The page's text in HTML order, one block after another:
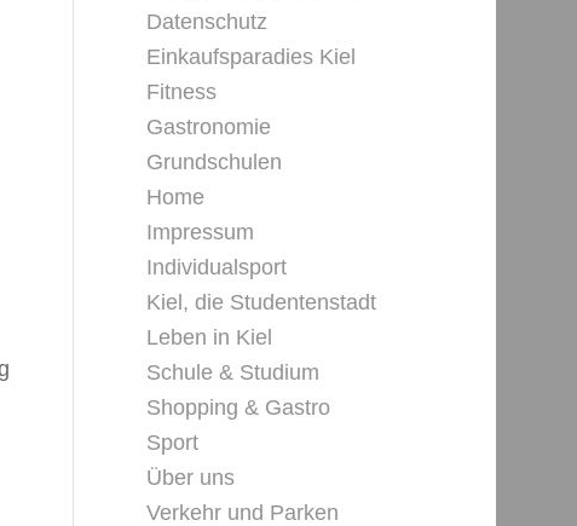
Datenschutz
Einkaufsparadies Kiel
Fitness
Gastronomie
Grundschulen
Home
Impressum
Individualsport
Kiel, die Studentenstadt
Leben in Kiel
Schule & Studium
Shopping & Gastro
Sport
Über uns
Verkehr und Parken